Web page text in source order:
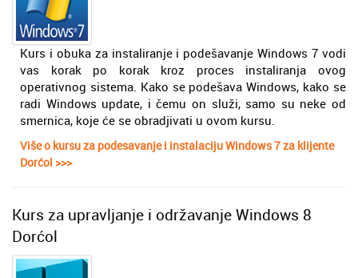
Kurs i obuka za instaliranje i podešavanje Windows 7 vodi
vas korak po korak kroz proces instaliranja ovog
operativnog sistema. Kako se podešava Windows, kako se
radi Windows update, i čemu on služi, samo su neke od
smernica, koje će se obradjivati u ovom kursu.
Više o kursu za podesavanje i instalaciju Windows 7 za klijente
Dorćol >>>
Kurs za upravljanje i održavanje Windows 8
Dorćol